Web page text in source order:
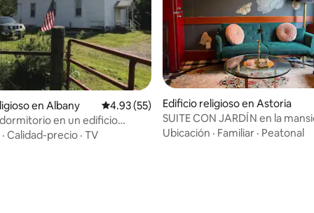
en Albany Calificación promedio: 4.93 de 5, 55 reseñas
4.93 (55)
dormitorio en un edificio
gratuito
· Calidad-precio · TV
Edificio religioso en Astoria
SUITE CON JARDÍN en la
Rosebriar en Astoria
Ubicación · Familiar · Peatonal